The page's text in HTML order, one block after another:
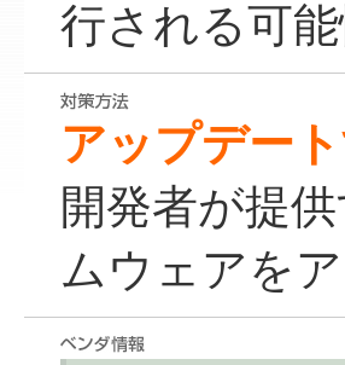
行される可
アップデー
開発者が提
ムウェアを